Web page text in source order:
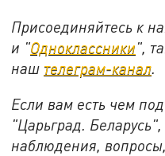
Присоединяйтесь к
и "Одноклассники",
наш телеграм-канал
Если вам есть чем
"Царьград.
наблюдения,